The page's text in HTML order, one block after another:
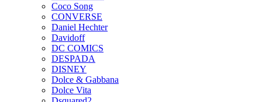
Coco Song
CONVERSE
Daniel Hechter
Davidoff
DC COMICS
DESPADA
DISNEY
Dolce & Gabbana
Dolce Vita